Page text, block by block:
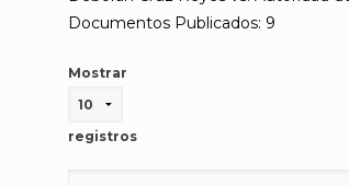
Documentos Publicados: 9
Mostrar
registros